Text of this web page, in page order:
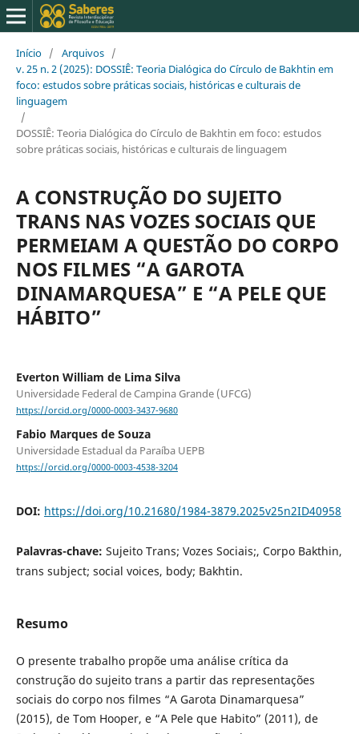
Início / Arquivos /
v. 25 n. 2 (2025): DOSSIÊ: Teoria Dialógica do Círculo de Bakhtin em
foco: estudos sobre práticas sociais, históricas e culturais de
linguagem
/
DOSSIÊ: Teoria Dialógica do Círculo de Bakhtin em foco: estudos
sobre práticas sociais, históricas e culturais de linguagem
A CONSTRUÇÃO DO SUJEITO
TRANS NAS VOZES SOCIAIS QUE
PERMEIAM A QUESTÃO DO CORPO
NOS FILMES “A GAROTA
DINAMARQUESA” E “A PELE QUE
HÁBITO”
Everton William de Lima Silva
Universidade Federal de Campina Grande (UFCG)
https://orcid.org/0000-0003-3437-9680
Fabio Marques de Souza
Universidade Estadual da Paraíba UEPB
https://orcid.org/0000-0003-4538-3204
DOI: https://doi.org/10.21680/1984-3879.2025v25n2ID40958
Palavras-chave: Sujeito Trans; Vozes Sociais;, Corpo Bakthin,
trans subject; social voices, body; Bakhtin.
Resumo
O presente trabalho propõe uma análise crítica da
construção do sujeito trans a partir das representações
sociais do corpo nos filmes “A Garota Dinamarquesa”
(2015), de Tom Hooper, e “A Pele que Habito” (2011), de